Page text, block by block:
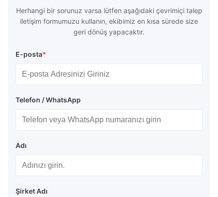
Q235,
Herhangi bir sorunuz varsa lütfen aşağıdaki çevrimiçi talep
iletişim formumuzu kullanın, ekibimiz en kısa sürede size
geri dönüş yapacaktır.
E-posta*
Telefon / WhatsApp
Adı
Şirket Adı